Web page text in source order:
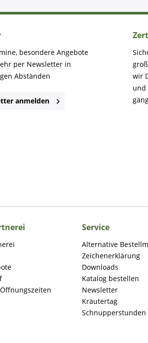
besondere Angebote
per Newsletter in
Abständen
anmelden
wir
und
Service
Alternative
Zeichenerklärung
Downloads
Katalog bestellen
Newsletter
Kräutertag
Schnupperstunden